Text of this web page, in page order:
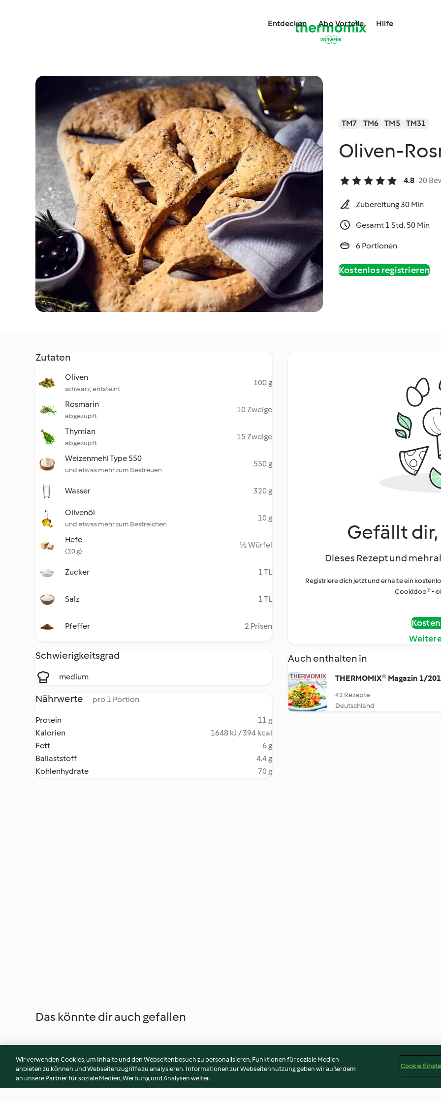
Entdecken Abo Vorteile Hilfe
TM7 TM6 TM5 TM31
Oliven-
4.8 20
Zubereitung 30 Min
Gesamt 1 Std. 50 Min
6 Portionen
Kostenlos registrieren
Zutaten
Oliven
schwarz, entsteint
100 g
Rosmarin
abgezupft
10 Zweige
Thymian
abgezupft
15 Zweige
Weizenmehl Type 550
und etwas mehr zum Bestreuen
550 g
Wasser 320 g
Olivenöl
und etwas mehr zum Bestreichen
10 g
Hefe
(20 g)
½ Würfel
Zucker 1 TL
Salz 1 TL
Pfeffer 2 Prisen
Schwierigkeitsgrad
medium
Nährwerte pro 1 Portion
Protein
11 g
Kalorien
1648 kJ / 394 kcal
Fett
6 g
Ballaststoff
4.4 g
Kohlenhydrate
70 g
Gefällt
Dieses Rezept und mehr
Registriere dich jetzt und erhalte ein
Cookidoo® -
Auch enthalten in
THERMOMIX® Magazin 1/
42 Rezepte
Deutschland
Das könnte dir auch gefallen
Wir verwenden Cookies, um Inhalte und den Webseitenbesuch zu personalisieren, Funktionen für soziale Medien
anbieten zu können und Webseitenzugriffe zu analysieren. Informationen zur Webseitennutzung geben wir außerdem
an unsere Partner für soziale Medien, Werbung und Analysen weiter.
Cookie